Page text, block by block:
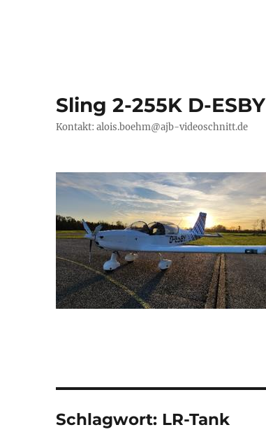
Sling 2-255K D-ESBY
Kontakt: alois.boehm@ajb-videoschnitt.de
Schlagwort: LR-Tank